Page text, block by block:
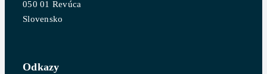
050 01 Revúca
Slovensko
Odkazy